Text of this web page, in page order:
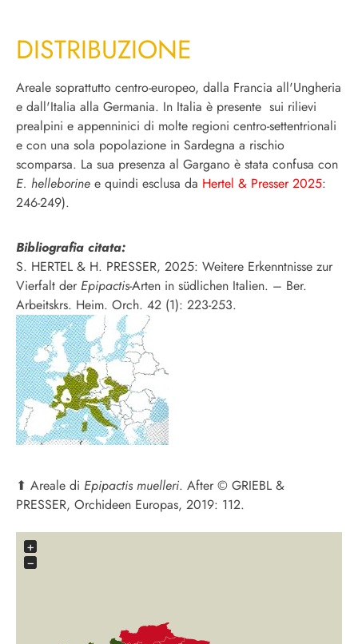
DISTRIBUZIONE
Areale soprattutto centro-europeo, dalla Francia all'Ungheria
e dall'Italia alla Germania. In Italia è presente sui rilievi
prealpini e appenninici di molte regioni centro-settentrionali
e con una sola popolazione in Sardegna a rischio
scomparsa. La sua presenza al Gargano è stata confusa con
E. helleborine e quindi esclusa da Hertel & Presser 2025:
246-249).
Bibliografia citata:
S. HERTEL & H. PRESSER, 2025: Weitere Erkenntnisse zur
Vierfalt der Epipactis-Arten in südlichen Italien. – Ber.
Arbeitskrs. Heim. Orch. 42 (1): 223-253.
⬆︎ Areale di Epipactis muelleri. After © GRIEBL &
PRESSER, Orchideen Europas, 2019: 112.
+
−